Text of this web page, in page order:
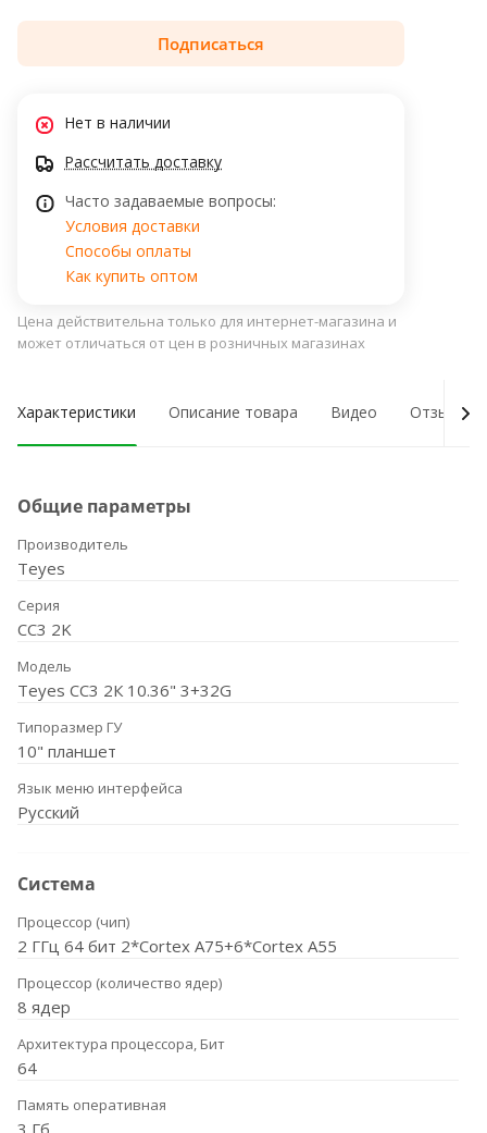
Подписаться
Нет в наличии
Рассчитать доставку
Часто задаваемые вопросы:
Условия доставки
Способы оплаты
Как купить оптом
Цена действительна только для интернет-магазина и
может отличаться от цен в розничных магазинах
Характеристики Описание товара Видео Отзывы о
Общие параметры
Производитель
Teyes
Серия
CC3 2K
Модель
Teyes CC3 2К 10.36" 3+32G
Типоразмер ГУ
10" планшет
Язык меню интерфейса
Русский
Система
Процессор (чип)
2 ГГц 64 бит 2*Cortex A75+6*Cortex A55
Процессор (количество ядер)
8 ядер
Архитектура процессора, Бит
64
Память оперативная